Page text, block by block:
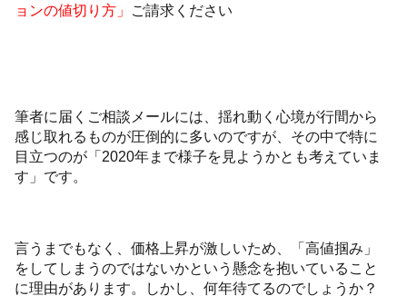
ョンの値切り方」 ご請求ください
筆者に届くご相談メールには、揺れ動く心境が行間から
感じ取れるものが圧倒的に多いのですが、その中で特に
目立つのが「2020年まで様子を見ようかとも考えていま
す」です。
言うまでもなく、価格上昇が激しいため、「高値掴み」
をしてしまうのではないかという懸念を抱いていること
に理由があります。しかし、何年待てるのでしょうか？